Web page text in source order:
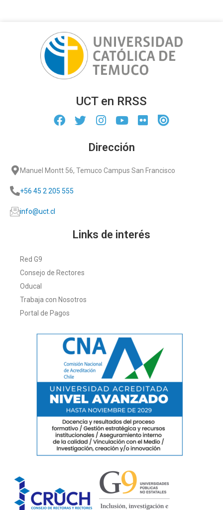
UCT en RRSS
Dirección
Manuel Montt 56, Temuco Campus San Francisco
+56 45 2 205 555
info@uct.cl
Links de interés
Red G9
Consejo de Rectores
Oducal
Trabaja con Nosotros
Portal de Pagos